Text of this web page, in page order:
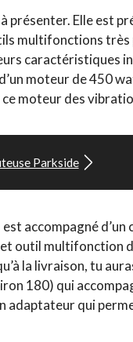
à présenter. Elle est
multifonctions très
caractéristiques
moteur de 450
moteur des
Parkside
accompagné
outil multifonction
la livraison, tu
180) qui
adaptateur qui